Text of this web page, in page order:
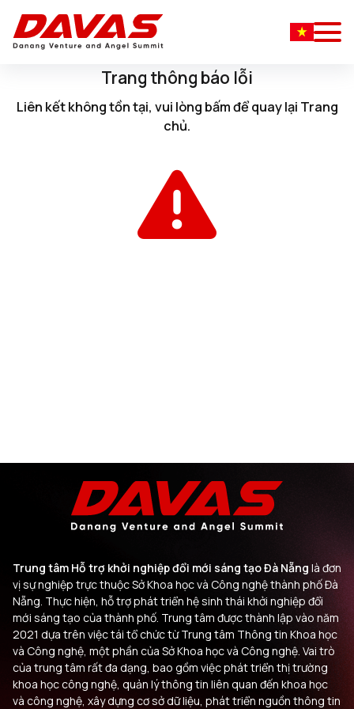
Trang thông báo lỗi
Liên kết không tồn tại, vui lòng bấmđể quay lại Trang
chủ.
Trung tâm Hỗ trợ khởi nghiệp đổi mới sáng tạo Đà Nẵng là đơn
vị sự nghiệp trực thuộc Sở Khoa học và Công nghệ thành phố Đà
Nẵng. Thực hiện, hỗ trợ phát triển hệ sinh thái khởi nghiệp đổi
mới sáng tạo của thành phố. Trung tâm được thành lập vào năm
2021 dựa trên việc tái tổ chức từ Trung tâm Thông tin Khoa học
và Công nghệ, một phần của Sở Khoa học và Công nghệ. Vai trò
của trung tâm rất đa dạng, bao gồm việc phát triển thị trường
khoa học công nghệ, quản lý thông tin liên quan đến khoa học
và công nghệ, xây dựng cơ sở dữ liệu, phát triển nguồn thông tin